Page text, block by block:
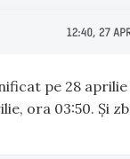
pe 28
ora 03:50. Și